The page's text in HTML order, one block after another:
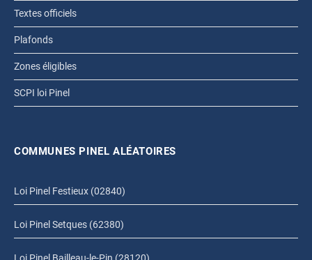
Textes officiels
Plafonds
Zones éligibles
SCPI loi Pinel
COMMUNES PINEL ALÉATOIRES
Loi Pinel Festieux (02840)
Loi Pinel Setques (62380)
Loi Pinel Bailleau-le-Pin (28120)